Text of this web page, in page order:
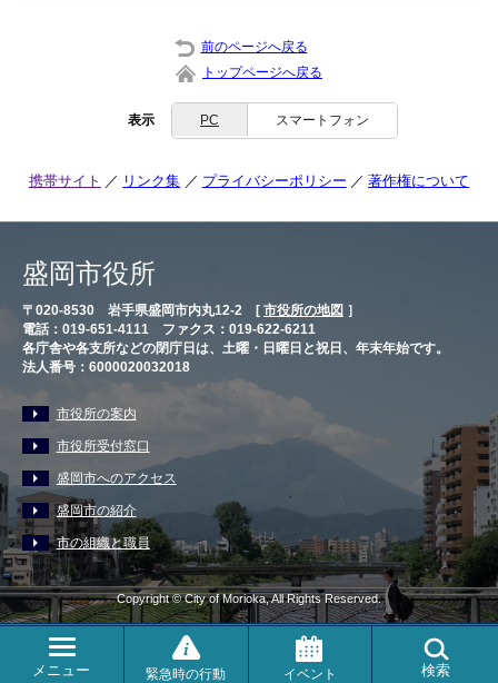
前のページへ戻る
トップページへ戻る
表示 PC スマートフォン
メニュー 緊急時の行動 イベント 検索
携帯サイト リンク集 プライバシーポリシー 著作権について
盛岡市役所
〒020-8530 岩手県盛岡市内丸12-2 [ 市役所の地図 ］
電話：019-651-4111 ファクス：019-622-6211
各庁舎や各支所などの閉庁日は、土曜・日曜日と祝日、年末年始です。
法人番号：6000020032018
市役所の案内
市役所受付窓口
盛岡市へのアクセス
盛岡市の紹介
市の組織と職員
Copyright © City of Morioka, All Rights Reserved.